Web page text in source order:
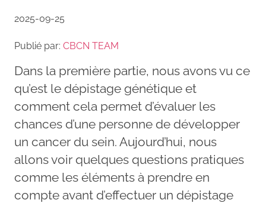
2025-09-25
Publié par: CBCN TEAM
Dans la première partie, nous avons vu ce
qu’est le dépistage génétique et
comment cela permet d’évaluer les
chances d’une personne de développer
un cancer du sein. Aujourd’hui, nous
allons voir quelques questions pratiques
comme les éléments à prendre en
compte avant d’effectuer un dépistage